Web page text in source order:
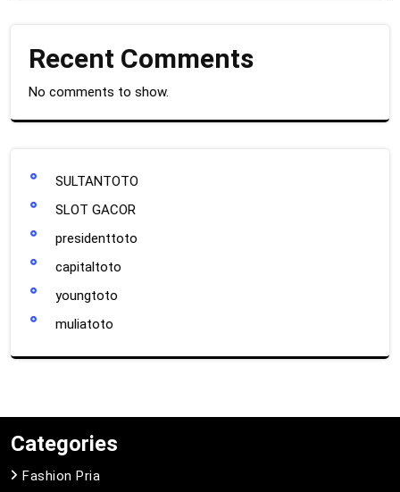
Recent Comments
No comments to show.
SULTANTOTO
SLOT GACOR
presidenttoto
capitaltoto
youngtoto
muliatoto
Categories
Fashion Pria